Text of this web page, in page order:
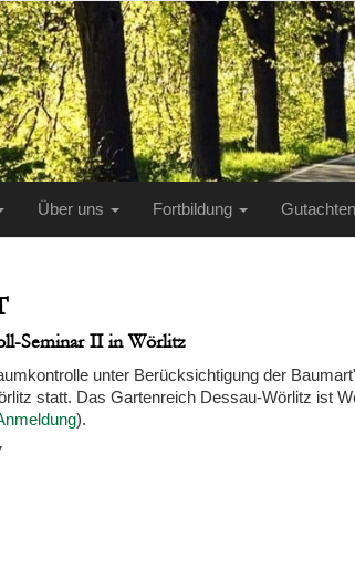
Über uns Fortbildung Gutachten
Seminar II in Wörlitz
unter Berücksichtigung der
statt. Das Gartenreich Dessau-Wörlitz ist
).